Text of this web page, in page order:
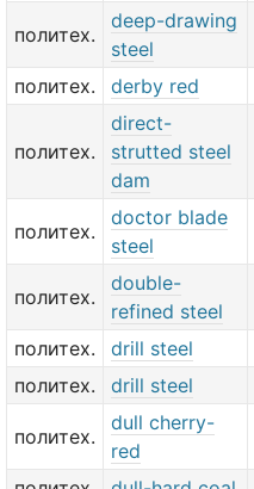
политех.
deep-drawing
steel
политех.
derby red
политех.
direct-
strutted steel
dam
политех.
doctor blade
steel
политех.
double-
refined steel
политех.
drill steel
политех.
drill steel
политех.
dull cherry-
red